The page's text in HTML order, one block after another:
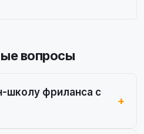
вопросы
школу фриланса с